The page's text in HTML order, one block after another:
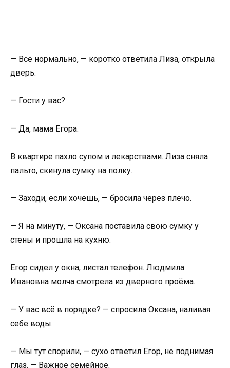
— Всё нормально, — коротко ответила Лиза, открыла
дверь.
— Гости у вас?
— Да, мама Егора.
В квартире пахло супом и лекарствами. Лиза сняла
пальто, скинула сумку на полку.
— Заходи, если хочешь, — бросила через плечо.
— Я на минуту, — Оксана поставила свою сумку у
стены и прошла на кухню.
Егор сидел у окна, листал телефон. Людмила
Ивановна молча смотрела из дверного проёма.
— У вас всё в порядке? — спросила Оксана, наливая
себе воды.
— Мы тут спорили, — сухо ответил Егор, не поднимая
глаз. — Важное семейное.